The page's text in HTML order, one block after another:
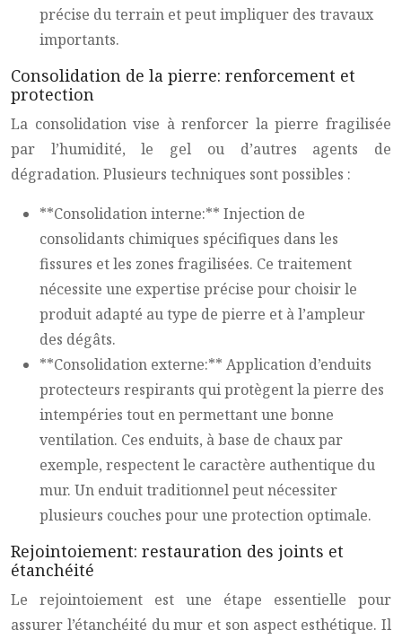
précise du terrain et peut impliquer des travaux
importants.
Consolidation de la pierre: renforcement et
protection
La consolidation vise à renforcer la pierre fragilisée
par l’humidité, le gel ou d’autres agents de
dégradation. Plusieurs techniques sont possibles :
**Consolidation interne:** Injection de
consolidants chimiques spécifiques dans les
fissures et les zones fragilisées. Ce traitement
nécessite une expertise précise pour choisir le
produit adapté au type de pierre et à l’ampleur
des dégâts.
**Consolidation externe:** Application d’enduits
protecteurs respirants qui protègent la pierre des
intempéries tout en permettant une bonne
ventilation. Ces enduits, à base de chaux par
exemple, respectent le caractère authentique du
mur. Un enduit traditionnel peut nécessiter
plusieurs couches pour une protection optimale.
Rejointoiement: restauration des joints et
étanchéité
Le rejointoiement est une étape essentielle pour
assurer l’étanchéité du mur et son aspect esthétique. Il